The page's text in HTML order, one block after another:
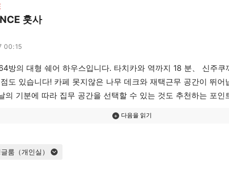
훗사
00:15
방의 대형 쉐어 하우스입니다. 타치카와 역까지 18 분、 신주
도 있습니다! 카페 못지않은 나무 데크와 재택근무 공간이 뛰
의 기분에 따라 집무 공간을 선택할 수 있는 것도 추천하는 포인
룸（개인실）